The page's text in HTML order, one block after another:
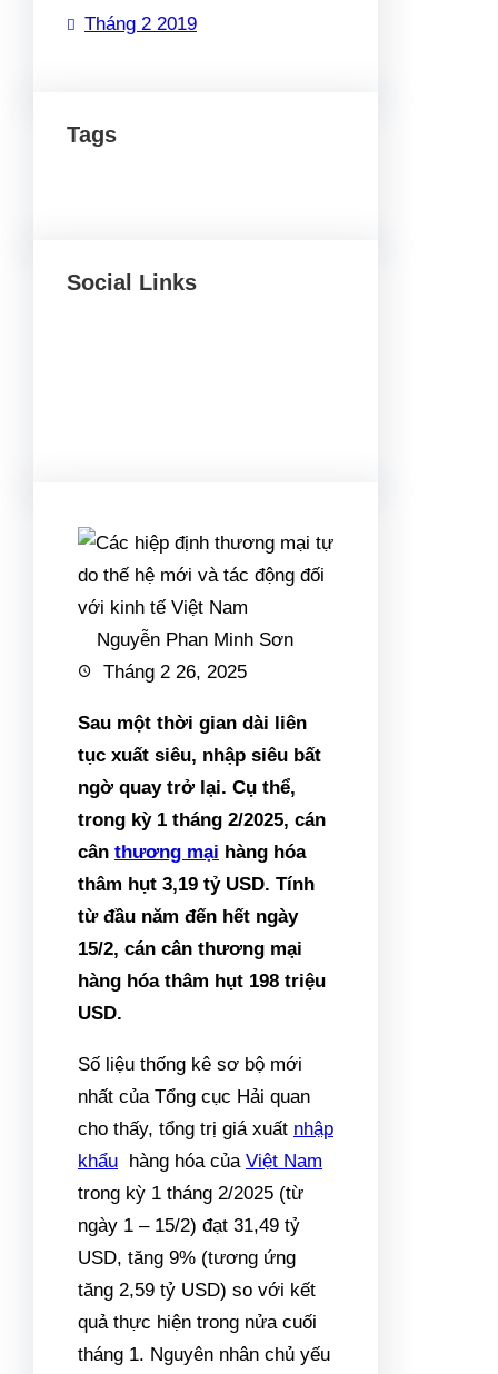
Tháng 2 2019
Tags
Social Links
Nguyễn Phan Minh Sơn
Tháng 2 26, 2025
Sau một thời gian dài liên
tục xuất siêu, nhập siêu bất
ngờ quay trở lại. Cụ thể,
trong kỳ 1 tháng 2/2025, cán
cân thương mại hàng hóa
thâm hụt 3,19 tỷ USD. Tính
từ đầu năm đến hết ngày
15/2, cán cân thương mại
hàng hóa thâm hụt 198 triệu
USD.
Số liệu thống kê sơ bộ mới
nhất của Tổng cục Hải quan
cho thấy, tổng trị giá xuất nhập
khẩu hàng hóa của Việt Nam
trong kỳ 1 tháng 2/2025 (từ
ngày 1 – 15/2) đạt 31,49 tỷ
USD, tăng 9% (tương ứng
tăng 2,59 tỷ USD) so với kết
quả thực hiện trong nửa cuối
tháng 1. Nguyên nhân chủ yếu